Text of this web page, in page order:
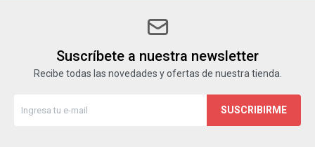
Suscríbete a nuestra newsletter
Recibe todas las novedades y ofertas de nuestra tienda.
SUSCRIBIRME